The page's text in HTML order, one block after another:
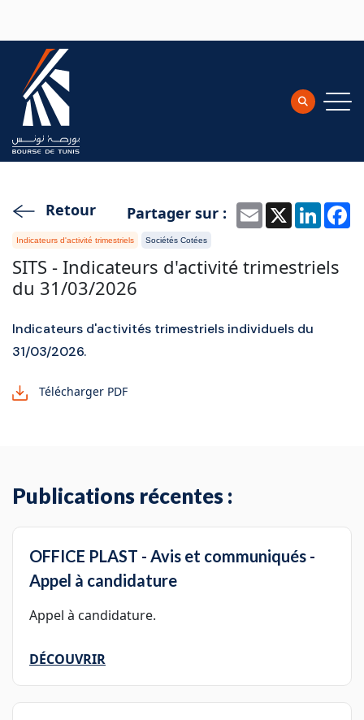
Retour Partager sur : EmailX
Indicateurs d'activité trimestriels Sociétés Cotées
SITS - Indicateurs d'activité trimestriels
du 31/03/2026
Indicateurs d'activités trimestriels individuels du
31/03/2026.
Télécharger PDF
Publications récentes :
OFFICE PLAST - Avis et communiqués -
Appel à candidature
Appel à candidature.
DÉCOUVRIR